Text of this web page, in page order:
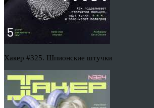
Хакер #325. Шпионские штучки